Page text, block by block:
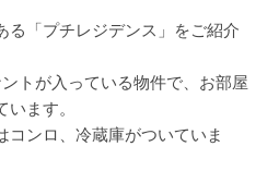
る「プチレジデンス」をご紹介
トが入っている物件で、お部屋
ます。
コンロ、冷蔵庫がついていま